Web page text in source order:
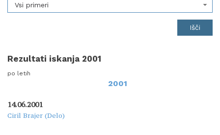
Vsi primeri
Rezultati iskanja 2001
po letih
2001
14.06.2001
Ciril Brajer (Delo)